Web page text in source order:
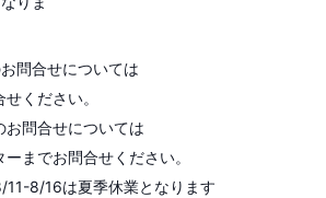
問合せについては
ください。
問合せについては
までお問合せください。
8/16は夏季休業となります